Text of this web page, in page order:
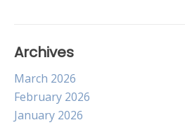
Archives
March 2026
February 2026
January 2026